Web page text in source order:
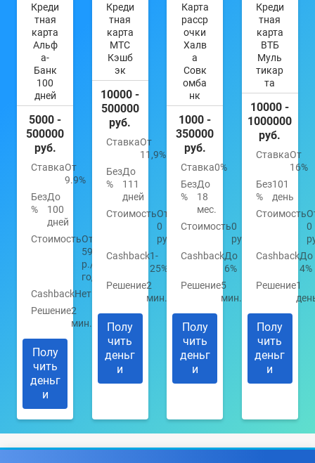
Креди
тная
карта
Альф
а-
Банк
100
дней
5000 -
500000
руб.
СтавкаОт
9.9%
Без
%
До
100
дней
СтоимостьОт
590
р./
год
CashbackНет
Решение2
мин.
Полу
чить
деньг
и
Креди
тная
карта
МТС
Кэшб
эк
10000 -
500000
руб.
СтавкаОт
11,9%
Без
%
До
111
дней
СтоимостьОт
0
руб.
Cashback1-
25%
Решение2
мин.
Полу
чить
деньг
и
Карта
расср
очки
Халв
а
Совк
омба
нк
1000 -
350000
руб.
Ставка0%
Без
%
До
18
мес.
Стоимость0
руб.
CashbackДо
6%
Решение5
мин.
Полу
чить
деньг
и
Креди
тная
карта
ВТБ
Муль
тикар
та
10000 -
1000000
руб.
СтавкаОт
16%
Без
%
101
день
Стоимость
0
CashbackДо
4%
Решение1
Полу
чить
деньг
и